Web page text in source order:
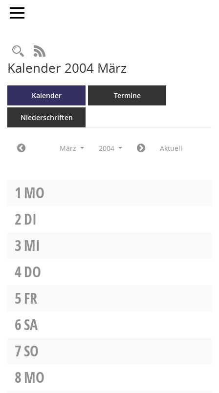
Toggle navigation
RSS-Feed
Kalender 2004 März
Kalender Termine
Niederschriften
März 2004 Aktuell
1 MO
2DI
3MI
4DO
5FR
6SA
7SO
8MO